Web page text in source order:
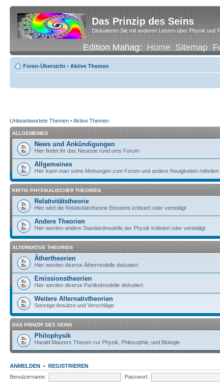
Das Prinzip des Seins
Diskutieren Sie mit anderen Lesern über Physik und
Edition Mahag:Home Sitemap
Foren-Übersicht • Aktive Themen
Unbeantwortete Themen •Aktive Themen
ALLGEMEINES
News und Ankündigungen
Hier findet ihr das Neueste rund ums Forum
Allgemeines
Hier kann man seine Meinungen zum Forum und andere Neuigkeiten mitteilen
KRITIK PHYSIKALISCHER THEORIEN
Relativitätstheorie
Hier wird die Relativitätstheorie Einsteins kritisiert oder verteidigt
Andere Theorien
Hier werden andere Standardmodelle der Physik kritisiert oder verteidigt
ALTERNATIVE THEORIEN
Äthertheorien
Hier werden diverse Äthermodelle diskutiert
Emissionstheorien
Hier werden diverse Partikelmodelle diskutiert
Weitere Alternativtheorien
Sonstige Ansätze und Vorschläge
DAS PRINZIP DES SEINS
Philophysik
Harald Maurers Thesen zur Physik, Philosophie, und Biologie
ANMELDEN • REGISTRIEREN
Benutzername:
Passwort: